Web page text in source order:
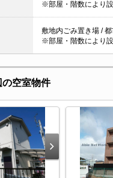
※部屋・階数により
敷地内ごみ置き場 /
※部屋・階数により
空室物件